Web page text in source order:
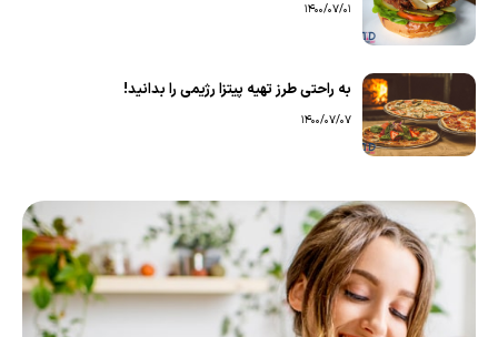
1400/07/01
به راحتی طرز تهیه پیتزا رژیمی را بدانید!
1400/07/07